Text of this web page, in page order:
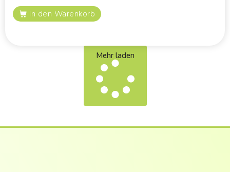
In den Warenkorb
Mehr laden